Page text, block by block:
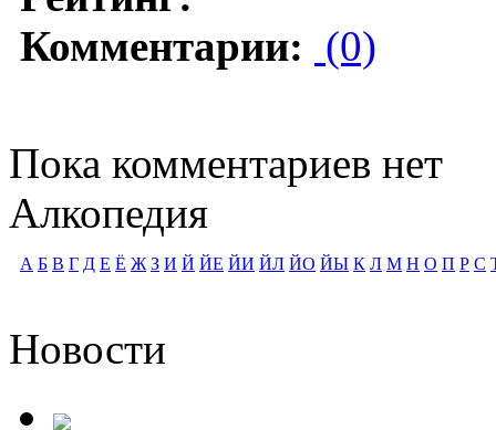
Комментарии: (0)
Пока комментариев нет
Алкопедия
А Б В Г Д Е Ё Ж З И Й ЙЕ ЙИ ЙЛ ЙО ЙЫ К Л М Н О П Р С
Новости